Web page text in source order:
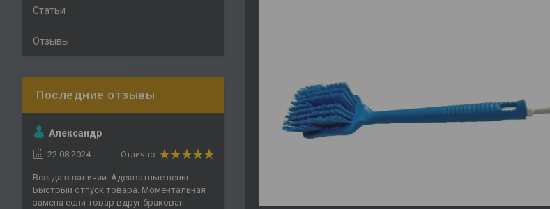
Статьи
Отзывы
Александр
22.08.2024 Отлично
Всегда в наличии. Адекватные цены.
Быстрый отпуск товара. Моментальная
замена если товар вдруг бракован